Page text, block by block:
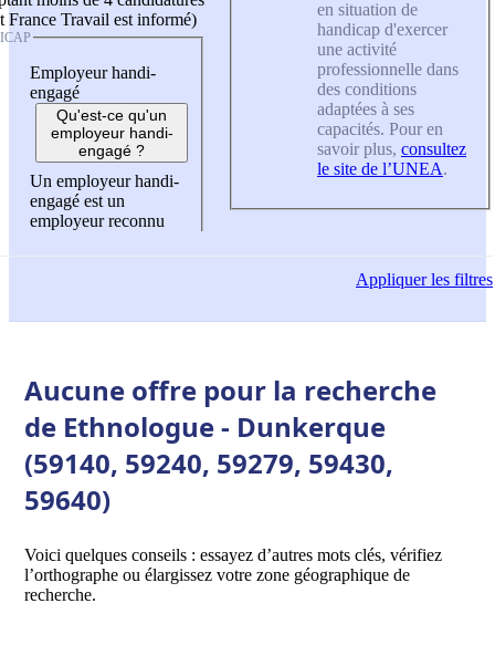
France Travail est informé)
Employeur handi-
engagé
Qu'est-ce qu'un
employeur handi-
engagé ?
Un employeur handi-
engagé est un
employeur reconnu
en situation de
handicap d'exercer
une activité
professionnelle dans
des conditions
adaptées à ses
capacités. Pour en
savoir plus, consultez
le site de l’UNEA.
Appliquerles filtres
Aucune offre pour la recherche
de Ethnologue - Dunkerque
(59140, 59240, 59279, 59430,
59640)
Voici quelques conseils : essayez d’autres mots clés, vérifiez
l’orthographe ou élargissez votre zone géographique de
recherche.